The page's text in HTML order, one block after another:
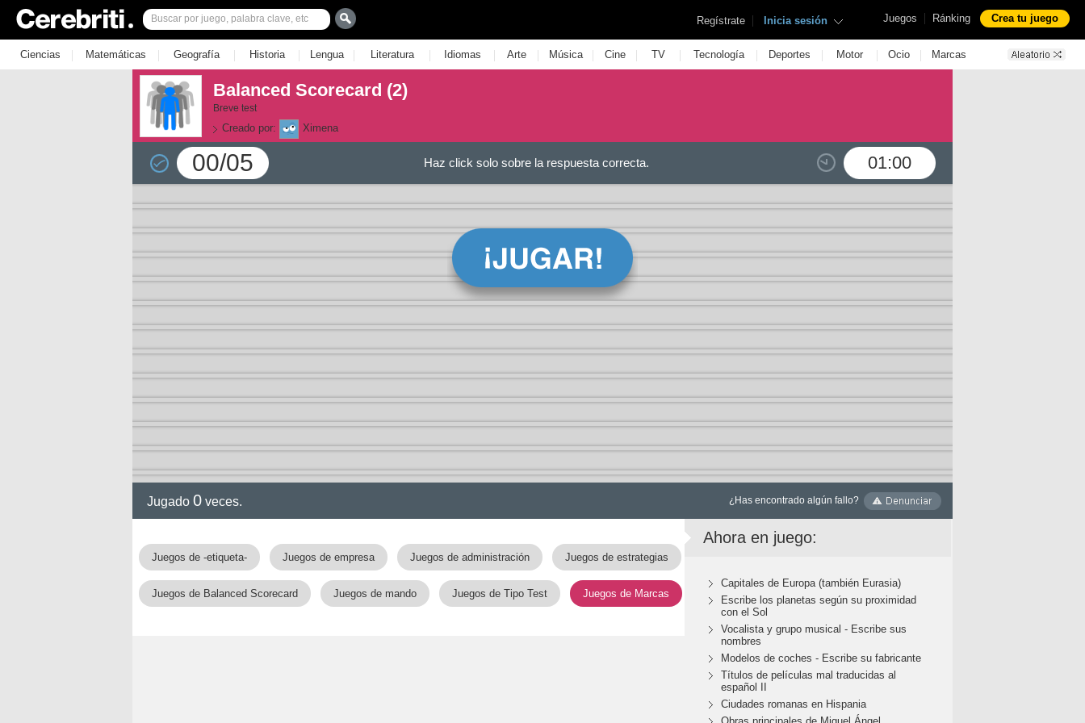
Juegos | Ránking Crea tu juego
Regístrate | Inicia sesión
Ciencias | Matemáticas | Geografía | Historia | Lengua | Literatura | Idiomas | Arte | Música | Cine | TV | Tecnología | Deportes | Motor | Ocio | Marcas
Balanced Scorecard (2)
Breve test
Creado por: Ximena
00/05 01:00
Haz click solo sobre la respuesta correcta.
Jugado 0 veces. ¿Has encontrado algún fallo?
Juegos de -etiqueta- Juegos de empresa Juegos de administración Juegos de estrategias
Juegos de Balanced Scorecard Juegos de mando Juegos de Tipo Test Juegos de Marcas
Ahora en juego:
Capitales de Europa (también Eurasia)
Escribe los planetas según su proximidad
con el Sol
Vocalista y grupo musical - Escribe sus
nombres
Modelos de coches - Escribe su fabricante
Títulos de películas mal traducidas al
español II
Ciudades romanas en Hispania